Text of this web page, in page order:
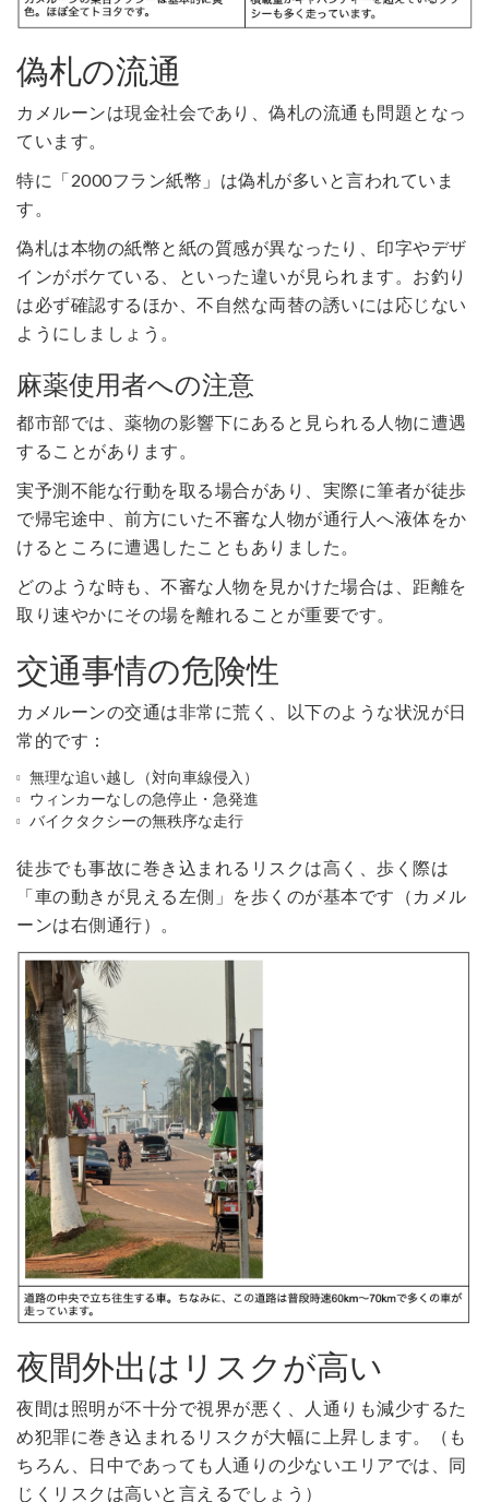
偽札の流通
カメルーンは現金社会であり、偽札の流通も問題となっ
ています。
特に「2000フラン紙幣」は偽札が多いと言われていま
す。
偽札は本物の紙幣と紙の質感が異なったり、印字やデザ
インがボケている、といった違いが見られます。お釣り
は必ず確認するほか、不自然な両替の誘いには応じない
ようにしましょう。
麻薬使用者への注意
都市部では、薬物の影響下にあると見られる人物に遭遇
することがあります。
実予測不能な行動を取る場合があり、実際に筆者が徒歩
で帰宅途中、前方にいた不審な人物が通行人へ液体をか
けるところに遭遇したこともありました。
どのような時も、不審な人物を見かけた場合は、距離を
取り速やかにその場を離れることが重要です。
交通事情の危険性
カメルーンの交通は非常に荒く、以下のような状況が日
常的です：
無理な追い越し（対向車線侵入）
ウィンカーなしの急停止・急発進
バイクタクシーの無秩序な走行
徒歩でも事故に巻き込まれるリスクは高く、歩く際は
「車の動きが見える左側」を歩くのが基本です（カメル
ーンは右側通行）。
夜間外出はリスクが高い
夜間は照明が不十分で視界が悪く、人通りも減少するた
め犯罪に巻き込まれるリスクが大幅に上昇します。（も
ちろん、日中であっても人通りの少ないエリアでは、同
じくリスクは高いと言えるでしょう）